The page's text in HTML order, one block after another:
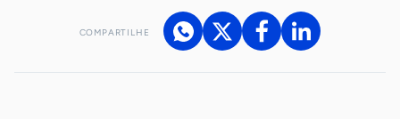
COMPARTILHE